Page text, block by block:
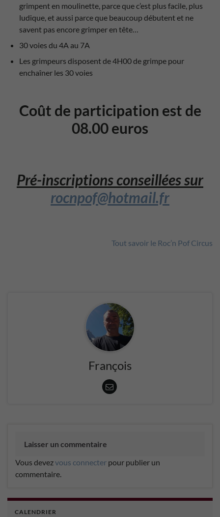
grimpent en moulinette, parce que c’est plus facile, plus
ludique, et aussi parce que beaucoup débutent et ne
savent pas encore grimper en tête…
30 voies du 4A au 7A
Les grimpeurs disposent de 4H00 de grimpe pour
enchaîner les 30 voies
Coût de participation est de
08.00 euros
Pré-inscriptions conseillées sur
rocnpof@hotmail.fr
Tout savoir le Roc’n Pof Circus
François
Laisser un commentaire
Vous devezvous connecter pour publier un
commentaire.
CALENDRIER